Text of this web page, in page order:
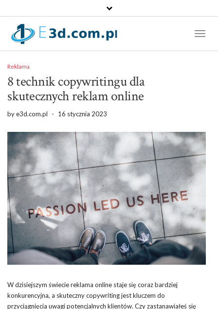
Reklama
8 technik copywritingu dla
skutecznych reklam online
bye3d.com.pl - 16 stycznia 2023
W dzisiejszym świecie reklama online staje się coraz bardziej
konkurencyjna, a skuteczny copywriting jest kluczem do
przyciągnięcia uwagi potencjalnych klientów. Czy zastanawiałeś się